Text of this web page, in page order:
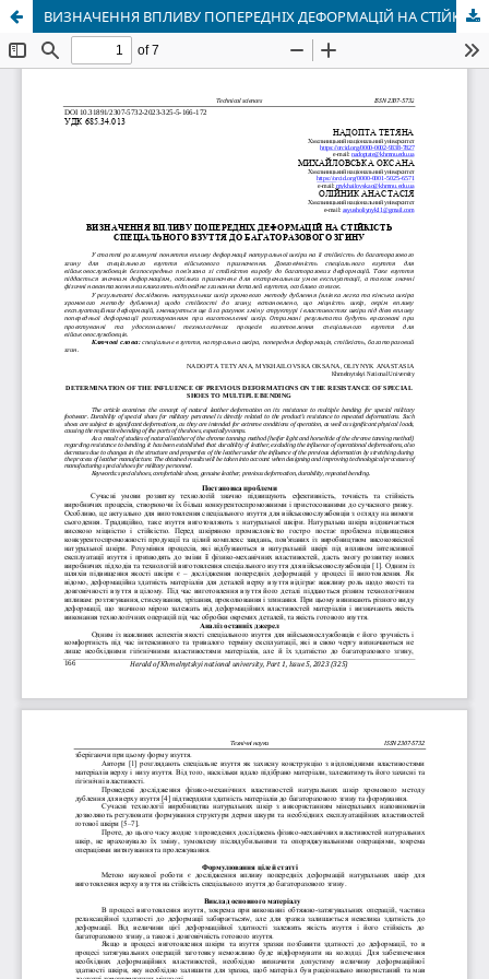
ВИЗНАЧЕННЯ ВПЛИВУ ПОПЕРЕДНІХ ДЕФОРМАЦІЙ НА СТІЙКІСТЬ СПЕЦІАЛЬНОГО ВЗУТТЯ ДО БАГАТОРАЗОВОГО ЗГИНУ